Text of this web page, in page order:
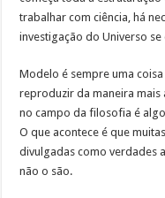
trabalhar com ciência, há
investigação do Universo
Modelo é sempre uma
reproduzir da maneira mais
no campo da filosofia é
O que acontece é que
divulgadas como verdades
não o são.